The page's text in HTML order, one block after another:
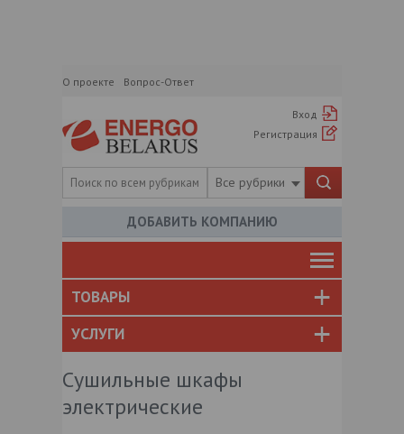
О проекте Вопрос-Ответ
Вход
Регистрация
Все рубрики
ДОБАВИТЬ КОМПАНИЮ
ТОВАРЫ
УСЛУГИ
Сушильные шкафы
электрические